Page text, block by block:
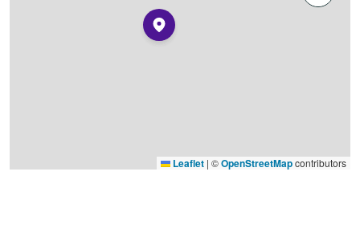
Leaflet | ©OpenStreetMapcontributors